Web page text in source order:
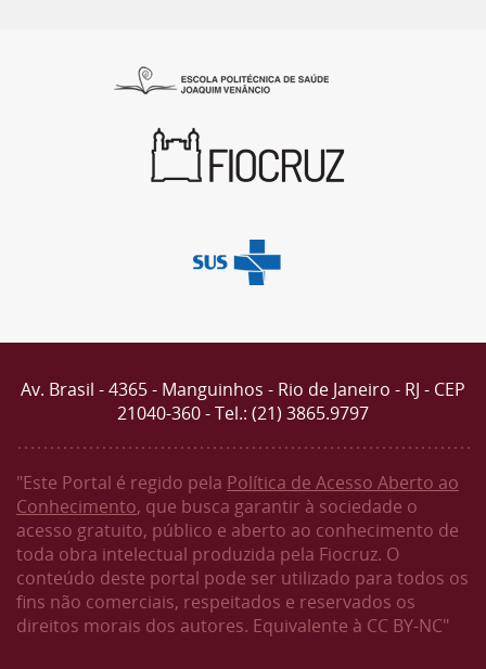
Av. Brasil - 4365 - Manguinhos - Rio de Janeiro - RJ - CEP
21040-360 - Tel.: (21) 3865.9797
"Este Portal é regido pela Política de Acesso Aberto ao
Conhecimento, que busca garantir à sociedade o
acesso gratuito, público e aberto ao conhecimento de
toda obra intelectual produzida pela Fiocruz. O
conteúdo deste portal pode ser utilizado para todos os
fins não comerciais, respeitados e reservados os
direitos morais dos autores. Equivalente à CC BY-NC"